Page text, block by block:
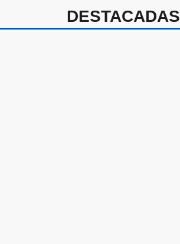
DESTACADAS